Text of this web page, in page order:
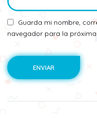
Guarda mi nombre,
navegador para la